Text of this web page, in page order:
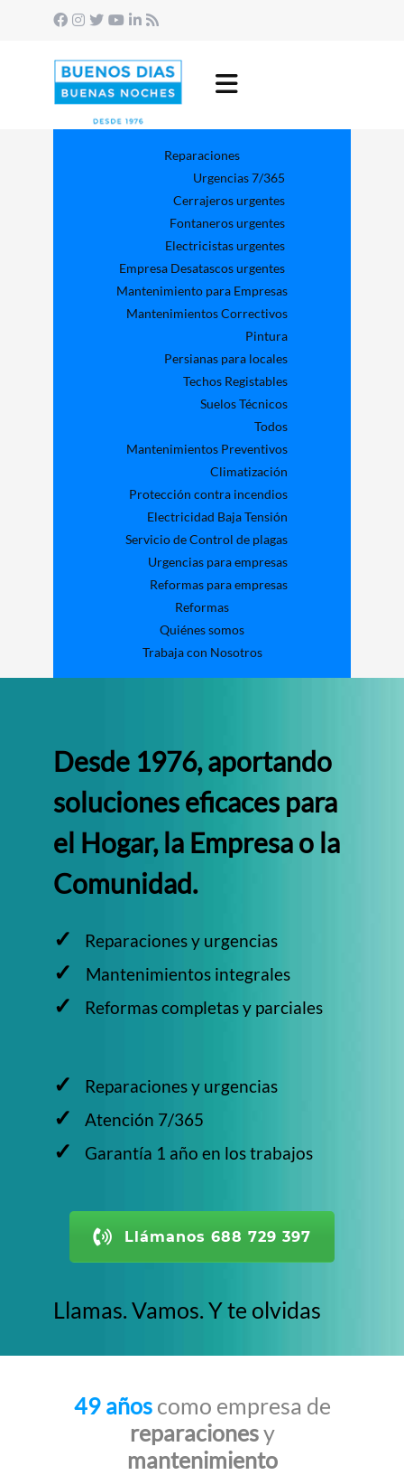
Reparaciones
Urgencias 7/365
Cerrajeros urgentes
Fontaneros urgentes
Electricistas urgentes
Empresa Desatascos urgentes
Mantenimiento para Empresas​
Mantenimientos Correctivos
Pintura
Persianas para locales
Techos Registables
Suelos Técnicos
Todos
Mantenimientos Preventivos
Climatización
Protección contra incendios
Electricidad Baja Tensión
Servicio de Control de plagas
Urgencias para empresas
Reformas para empresas
Reformas
Quiénes somos
Trabaja con Nosotros
Desde 1976, aportando
soluciones eficaces para
el Hogar, la Empresa o la
Comunidad.
✓ Reparaciones y urgencias
✓ Mantenimientos integrales
✓ Reformas completas y parciales
✓ Reparaciones y urgencias
✓ Atención 7/365
✓ Garantía 1 año en los trabajos
Llámanos 688 729 397
Llamas. Vamos. Y te olvidas
49 añoscomo empresa de
reparacionesy
mantenimiento